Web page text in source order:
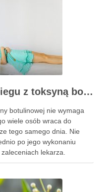
Czego unikać po zabiegu z toksyną botulinową?
botulinowej nie wymaga
wiele osób wraca do
tego samego dnia. Nie
po jego wykonaniu
lekarza.
mają znaczenie dla